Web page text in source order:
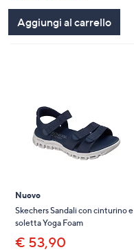
Aggiungi al carrello
Nuovo
Skechers Sandali con cinturino e
soletta Yoga Foam
€ 53,90